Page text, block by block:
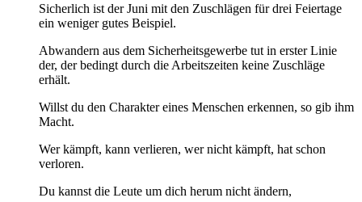
Sicherlich ist der Juni mit den Zuschlägen für drei Feiertage
ein weniger gutes Beispiel.
Abwandern aus dem Sicherheitsgewerbe tut in erster Linie
der, der bedingt durch die Arbeitszeiten keine Zuschläge
erhält.
Willst du den Charakter eines Menschen erkennen, so gib ihm
Macht.
Wer kämpft, kann verlieren, wer nicht kämpft, hat schon
verloren.
Du kannst die Leute um dich herum nicht ändern,